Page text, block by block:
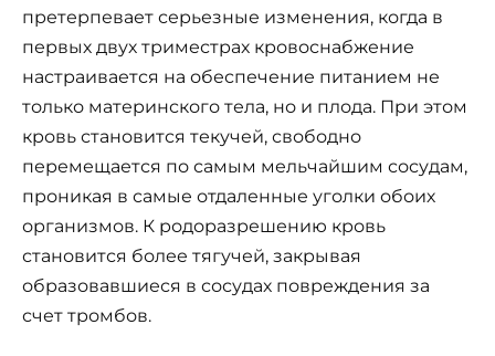
претерпевает серьезные изменения, когда в
первых двух триместрах кровоснабжение
настраивается на обеспечение питанием не
только материнского тела, но и плода. При этом
кровь становится текучей, свободно
перемещается по самым мельчайшим сосудам,
проникая в самые отдаленные уголки обоих
организмов. К родоразрешению кровь
становится более тягучей, закрывая
образовавшиеся в сосудах повреждения за
счет тромбов.